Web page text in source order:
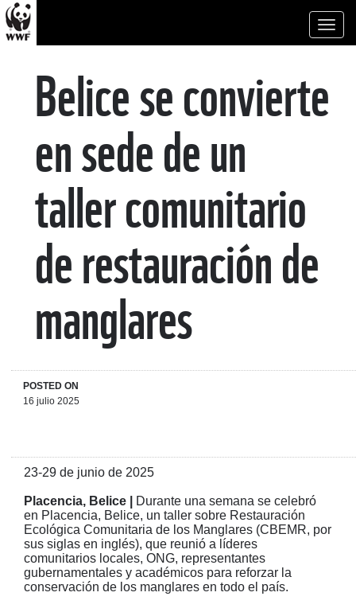
Belice se convierte
en sede de un
taller comunitario
de restauración de
manglares
POSTED ON
16 julio 2025
23-29 de junio de 2025
Placencia, Belice |
Durante una semana se celebró
en Placencia, Belice, un taller sobre Restauración
Ecológica Comunitaria de los Manglares (CBEMR, por
sus siglas en inglés), que reunió a líderes
comunitarios locales, ONG, representantes
gubernamentales y académicos para reforzar la
conservación de los manglares en todo el país.